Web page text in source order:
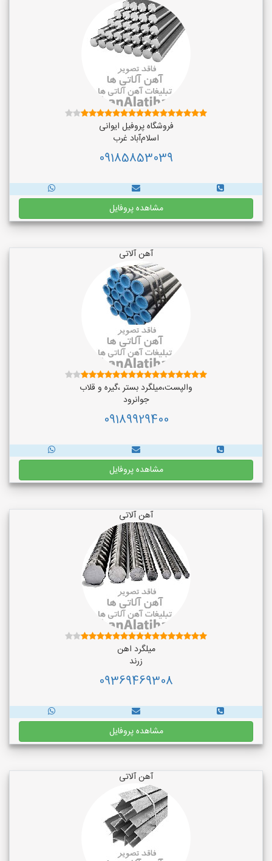
فروشگاه پروفیل ایوانی
اسلام‌آباد غرب
09185853039
مشاهده پروفایل
آهن آلاتی
والپست،میلگرد بستر ،گیره و قلاب
جوانرود
09189929400
مشاهده پروفایل
آهن آلاتی
میلگرد اهن
زرند
09369469308
مشاهده پروفایل
آهن آلاتی